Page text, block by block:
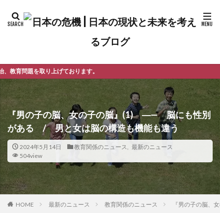
ります。
『男の子の脳、女の子の脳』(1) ―— 脳にも性別
がある / 男と女は脳の構造も機能も違う
2024年5月14日 教育関係のニュース
最新のニュース
504view
HOME 最新のニュース 教育関係のニュース 『男の子の脳